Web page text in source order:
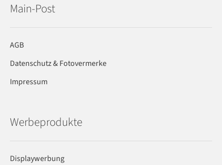
Main-Post
AGB
Datenschutz & Fotovermerke
Impressum
Werbeprodukte
Displaywerbung